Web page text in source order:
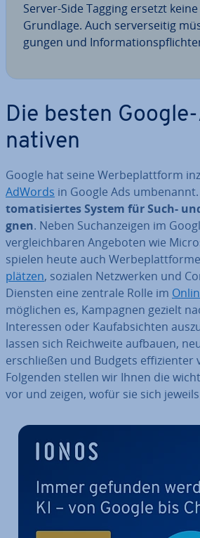
Server-Side Tagging ersetzt
Grundlage. Auch ser­ver­sei­tig
gun­gen und
Die besten
na­ti­ven
Google hat seine Wer­be­platt­form
AdWords in Google Ads
to­ma­ti­sier­tes System für Such-
gnen. Neben Such­an­zei­gen im
ver­gleich­ba­ren Angeboten wie
spielen heute auch
plät­zen, sozialen Netz­wer­ken und
Diensten eine zentrale Rolle im
mög­li­chen es, Kampagnen gezielt
In­ter­es­sen oder Kauf­ab­sich­ten
lassen sich Reich­wei­te aufbauen,
er­schlie­ßen und Budgets ef­fi­zi­en­ter
Folgenden stellen wir Ihnen die
vor und zeigen, wofür sie sich